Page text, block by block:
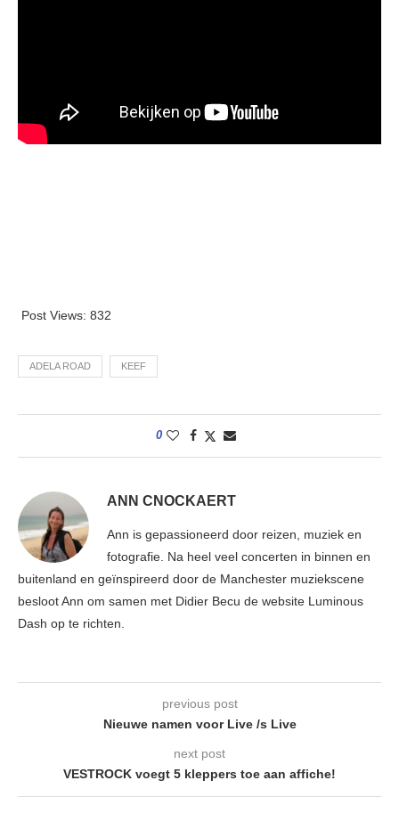
Post Views: 832
ADELA ROAD KEEF
0
ANN CNOCKAERT
Ann is gepassioneerd door reizen, muziek en
fotografie. Na heel veel concerten in binnen en
buitenland en geïnspireerd door de Manchester muziekscene
besloot Ann om samen met Didier Becu de website Luminous
Dash op te richten.
previous post
Nieuwe namen voor Live /s Live
next post
VESTROCK voegt 5 kleppers toe aan affiche!